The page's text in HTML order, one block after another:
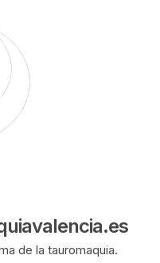
de la tauromaquia.